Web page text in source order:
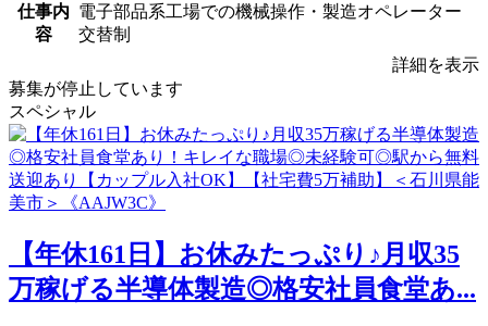
仕事内
容
電子部品系工場での機械操作・製造オペレーター
交替制
詳細を表示
募集が停止しています
スペシャル
【年休161日】お休みたっぷり♪月収35
万稼げる半導体製造◎格安社員食堂あ...